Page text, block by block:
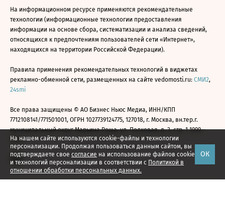
На нашем сайте используются cookie-файлы и технологии
персонализации. Продолжая пользоваться данным сайтом, вы
подтверждаете свое согласие на использование файлов cookie
и технологий персонализации в соответствии с Политикой в
отношении обработки персональных данных.
ОК
На информационном ресурсе применяются рекомендательные
технологии (информационные технологии предоставления
информации на основе сбора, систематизации и анализа сведений,
относящихся к предпочтениям пользователей сети «Интернет»,
находящихся на территории Российской Федерации).
Правила применения рекомендательных технологий в виджетах
рекламно-обменной сети, размещенных на сайте vedomosti.ru: СМИ2,
24smi
Все права защищены © АО Бизнес Ньюс Медиа, ИНН/КПП
7712108141/771501001, ОГРН 1027739124775, 127018, г. Москва, вн.тер.г.
муниципальный округ Марьина Роща, ул. Полковая, д. 3, стр. 1 1999—
2026